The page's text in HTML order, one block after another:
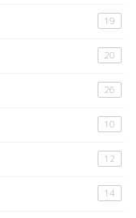
19
20
26
10
12
14